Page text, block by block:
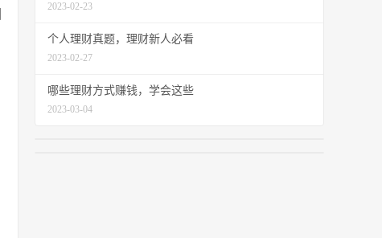
2023-02-23
个人理财真题，理财新人必看
2023-02-27
哪些理财方式赚钱，学会这些
2023-03-04